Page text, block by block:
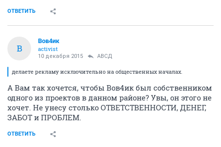
ОТВЕТИТЬ
В
Вов4ик
activist
10 декабря 2015 АВСД
делаете рекламу исключительно на общественных началах.
А Вам так хочется, чтобы Вов4ик был собственником
одного из проектов в данном районе? Увы, он этого не
хочет. Не унесу столько ОТВЕТСТВЕННОСТИ, ДЕНЕГ,
ЗАБОТ и ПРОБЛЕМ.
ОТВЕТИТЬ